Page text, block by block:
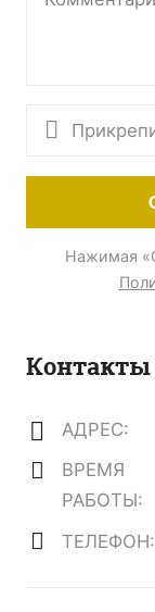
Нажимая
АДРЕС:
ВРЕМЯ
РАБОТЫ:
ТЕЛЕФОН: